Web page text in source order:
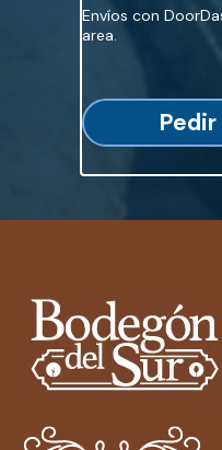
Envíos con
area.